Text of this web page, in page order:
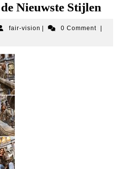
Nieuwste Stijlen
fair-vision fair-
0 Comment